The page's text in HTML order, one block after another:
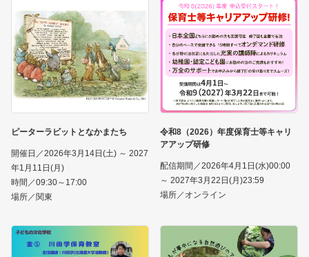
ピーターラビットとなかまたち
開催日／2026年3月14日(土) ～ 2027
年1月11日(月)
時間／09:30～17:00
場所／関東
令和8（2026）年度保育士等キャリ
アアップ研修
配信期間／2026年4月1日(水)00:00
～ 2027年3月22日(月)23:59
場所／オンライン